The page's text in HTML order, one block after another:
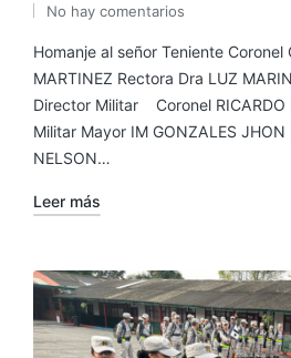
No hay comentarios
Homanje al señor Teniente Coronel
MARTINEZ Rectora Dra LUZ
Director Militar Coronel RICARDO
Militar Mayor IM GONZALES
NELSON…
Leer más